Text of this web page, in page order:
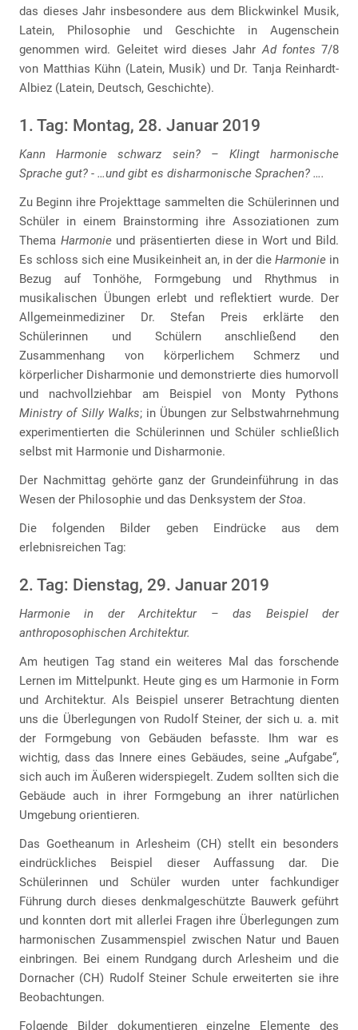
das dieses Jahr insbesondere aus dem Blickwinkel Musik,
Latein, Philosophie und Geschichte in Augenschein
genommen wird. Geleitet wird dieses JahrAd fontes 7/8
von Matthias Kühn (Latein, Musik) und Dr. Tanja Reinhardt-
Albiez (Latein, Deutsch, Geschichte).
1. Tag: Montag, 28. Januar 2019
Kann Harmonie schwarz sein? – Klingt harmonische
Sprache gut? - …und gibt es disharmonische Sprachen? ….
Zu Beginn ihre Projekttage sammelten die Schülerinnen und
Schüler in einem Brainstorming ihre Assoziationen zum
Thema Harmonieund präsentierten diese in Wort und Bild.
Es schloss sich eine Musikeinheit an, in der die Harmonie in
Bezug auf Tonhöhe, Formgebung und Rhythmus in
musikalischen Übungen erlebt und reflektiert wurde. Der
Allgemeinmediziner Dr. Stefan Preis erklärte den
Schülerinnen und Schülern anschließend den
Zusammenhang von körperlichem Schmerz und
körperlicher Disharmonie und demonstrierte dies humorvoll
und nachvollziehbar am Beispiel von Monty Pythons
Ministry of Silly Walks; in Übungen zur Selbstwahrnehmung
experimentierten die Schülerinnen und Schüler schließlich
selbst mit Harmonie und Disharmonie.
Der Nachmittag gehörte ganz der Grundeinführung in das
Wesen der Philosophie und das Denksystem der Stoa.
Die folgenden Bilder geben Eindrücke aus dem
erlebnisreichen Tag:
2. Tag: Dienstag, 29. Januar 2019
Harmonie in der Architektur – das Beispiel der
anthroposophischen Architektur.
Am heutigen Tag stand ein weiteres Mal das forschende
Lernen im Mittelpunkt. Heute ging es um Harmonie in Form
und Architektur. Als Beispiel unserer Betrachtung dienten
uns die Überlegungen von Rudolf Steiner, der sich u. a. mit
der Formgebung von Gebäuden befasste. Ihm war es
wichtig, dass das Innere eines Gebäudes, seine „Aufgabe“,
sich auch im Äußeren widerspiegelt. Zudem sollten sich die
Gebäude auch in ihrer Formgebung an ihrer natürlichen
Umgebung orientieren.
Das Goetheanum in Arlesheim (CH) stellt ein besonders
eindrückliches Beispiel dieser Auffassung dar. Die
Schülerinnen und Schüler wurden unter fachkundiger
Führung durch dieses denkmalgeschützte Bauwerk geführt
und konnten dort mit allerlei Fragen ihre Überlegungen zum
harmonischen Zusammenspiel zwischen Natur und Bauen
einbringen. Bei einem Rundgang durch Arlesheim und die
Dornacher (CH) Rudolf Steiner Schule erweiterten sie ihre
Beobachtungen.
Folgende Bilder dokumentieren einzelne Elemente des